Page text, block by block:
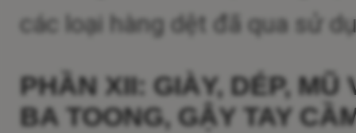
các loại hàng dệt đã qua sử
PHẦN XII: GIÀY, DÉP,
BA TOONG, GẬY TAY